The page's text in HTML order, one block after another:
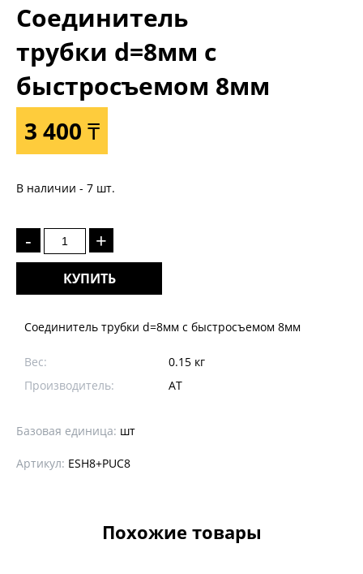
Соединитель
трубки d=8мм с
быстросъемом 8мм
3 400 ₸
В наличии - 7 шт.
- +
КУПИТЬ
Соединитель трубки d=8мм с быстросъемом 8мм
Вес:
0.15 кг
Производитель:
АТ
Базовая единица: шт
Артикул: ESH8+PUC8
Похожие товары